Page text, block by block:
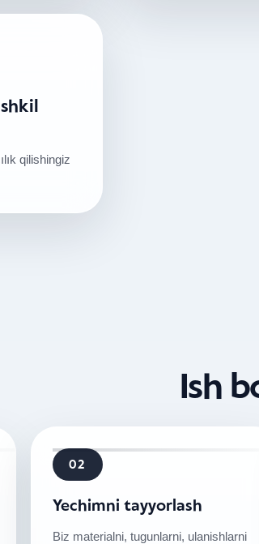
qilishingiz
Ish
02
Yechimni tayyorlash
Biz materialni, tugunlarni, ulanishlarni